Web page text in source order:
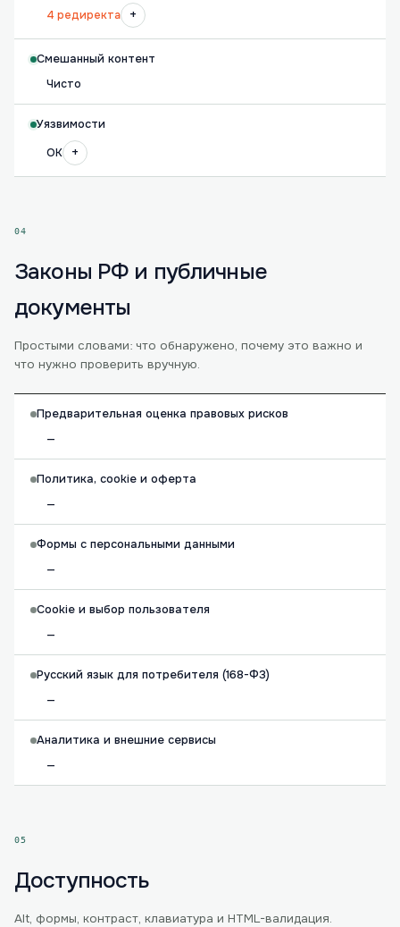
4 редиректа +
Смешанный контент
Чисто
Уязвимости
OK
+
04
Законы РФ и публичные
документы
Простыми словами: что обнаружено, почему это важно и
что нужно проверить вручную.
Предварительная оценка правовых рисков
—
Политика, cookie и оферта
—
Формы с персональными данными
—
Cookie и выбор пользователя
—
Русский язык для потребителя (168-ФЗ)
—
Аналитика и внешние сервисы
—
05
Доступность
Alt, формы, контраст, клавиатура и HTML-валидация.